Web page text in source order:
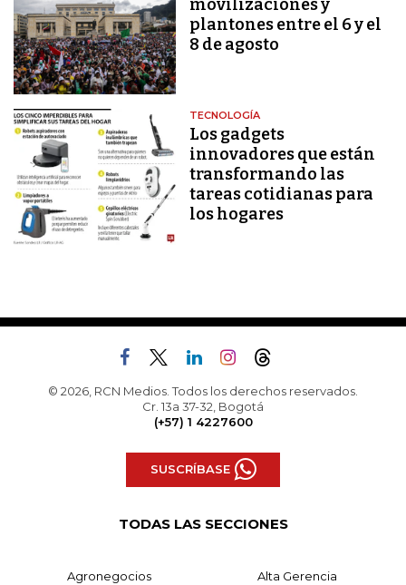
movilizaciones y
plantones entre el 6 y el
8 de agosto
TECNOLOGÍA
Los gadgets
innovadores que están
transformando las
tareas cotidianas para
los hogares
© 2026, RCN Medios. Todos los derechos reservados.
Cr. 13a 37-32, Bogotá
(+57) 1 4227600
SUSCRÍBASE
TODAS LAS SECCIONES
Agronegocios Alta Gerencia